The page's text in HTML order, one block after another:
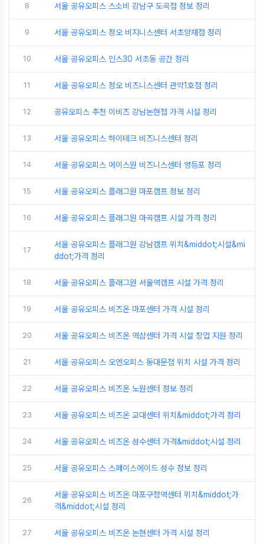
8 서울 공유오피스 스소비 강남구 도곡점 정보 정리
9 서울 공유오피스 정오 비지니스센터 서초양재점 정리
10 서울 공유오피스 인스30 서초동 공간 정리
11 서울 공유오피스 정오 비즈니스센터 관악1호점 정리
12 공유오피스 추천 이비즈 강남논현점 가격 시설 정리
13 서울 공유오피스 하이테크 비즈니스센터 정리
14 서울 공유오피스 에이스원 비즈니스센터 영등포 정리
15 서울 공유오피스 플래그원 마포캠프 정보 정리
16 서울 공유오피스 플래그원 마곡캠프 시설 가격 정리
17
서울 공유오피스 플래그원 강남캠프 위치&middot;시설&mi
ddot;가격 정리
18 서울 공유오피스 플래그원 서울역캠프 시설 가격 정리
19 서울 공유오피스 비즈온 마포센터 가격 시설 정리
20 서울 공유오피스 비즈온 역삼센터 가격 시설 창업 지원 정리
21 서울 공유오피스 오엔오피스 동대문점 위치 시설 가격 정리
22 서울 공유오피스 비즈온 노원센터 정보 정리
23 서울 공유오피스 비즈온 교대센터 위치&middot;가격 정리
24 서울 공유오피스 비즈온 성수센터 가격&middot;시설 정리
25 서울 공유오피스 스페이스에이드 성수 정보 정리
26
서울 공유오피스 비즈온 마포구청역센터 위치&middot;가
격&middot;시설 정리
27 서울 공유오피스 비즈온 논현센터 가격 시설 정리